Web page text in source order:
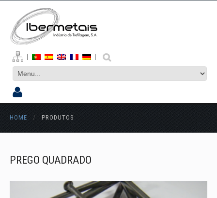
| |
HOME / PRODUTOS
PREGO QUADRADO